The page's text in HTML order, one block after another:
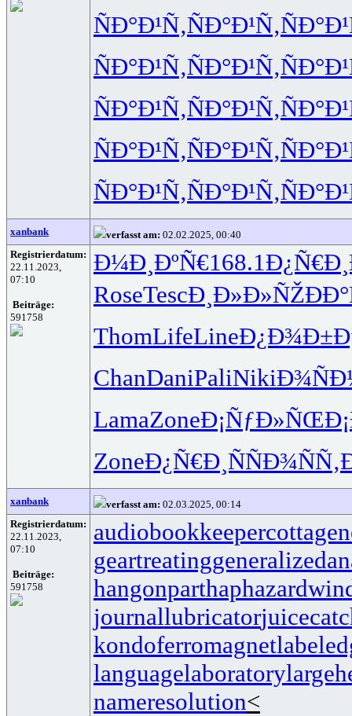
ÑÐ°Ð¹Ñ‚ÑÐ°Ð¹Ñ‚
ÑÐ°Ð¹Ñ‚ÑÐ°Ð¹Ñ‚
ÑÐ°Ð¹Ñ‚ÑÐ°Ð¹Ñ‚
ÑÐ°Ð¹Ñ‚ÑÐ°Ð¹Ñ‚
ÑÐ°Ð¹Ñ‚ÑÐ°Ð¹Ñ‚
xanbank verfasst am: 02.02.2025, 00:40
Registrierdatum:
22.11.2023,
07:10
Beiträge:
591758
Ð¼Ð¸ÐºÑ€168.1
RoseTescÐ¸Ð»Ð»ÑŽ
ThomLifeLine
ChanDaniPaliNiki
LamaZoneÐ¡ÑƒÐ»ÑŒ
ZoneÐ¿Ñ€Ð¸ÑÑÐ¾ÑÑ‚
xanbank verfasst am: 02.03.2025, 00:14
Registrierdatum:
22.11.2023,
07:10
Beiträge:
591758
audiobookkeeper
geartreating
hangonpart
journallubricator
kondoferromagnet
languagelaboratory
nameresolution<